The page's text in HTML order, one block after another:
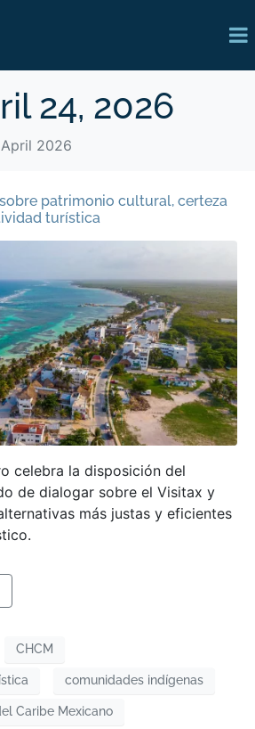
24, 2026
2026
patrimonio cultural, certeza
turística
celebra la disposición del
de dialogar sobre el Visitax y
más justas y eficientes
CHCM
comunidades indígenas
Caribe Mexicano